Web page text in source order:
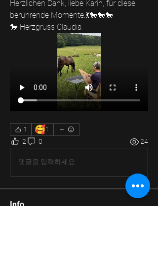
Herzlichen Dank, liebe Karin, für diese
berührende Momente.💃🐎🐎🐎
🐎 Herzgruss Claudia
1 🥰1
2 0 24
댓글을 입력하세요.
Info